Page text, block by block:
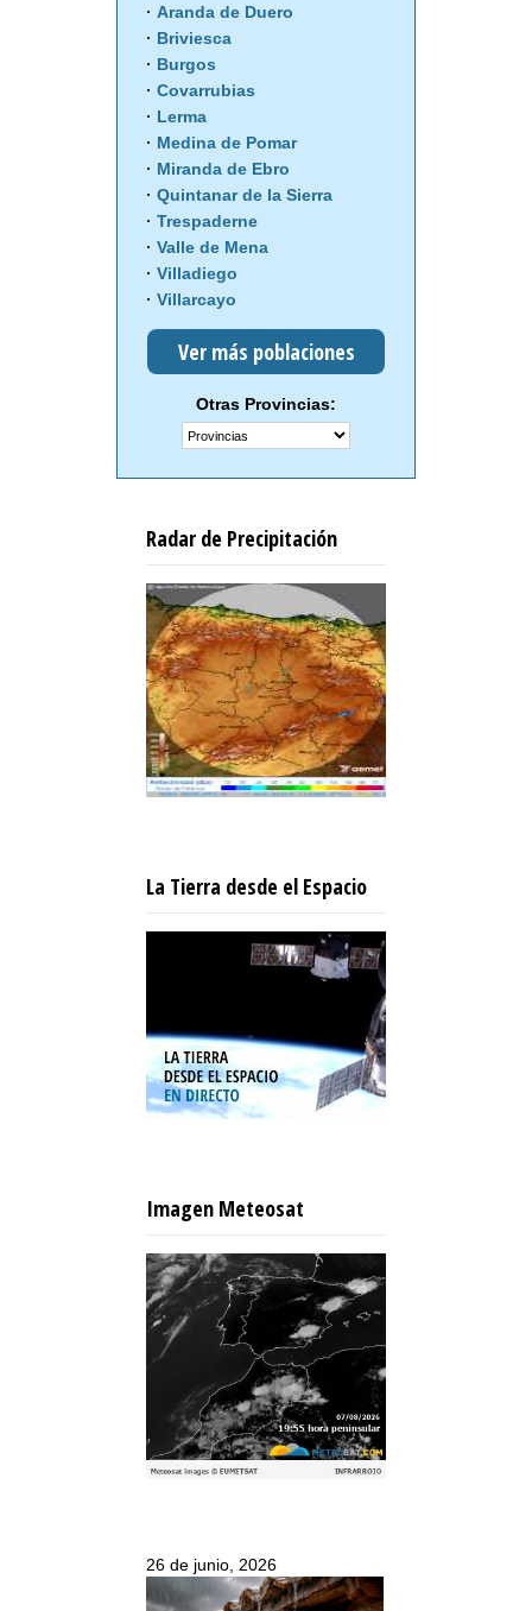
Aranda de Duero
Briviesca
Burgos
Covarrubias
Lerma
Medina de Pomar
Miranda de Ebro
Quintanar de la Sierra
Trespaderne
Valle de Mena
Villadiego
Villarcayo
Ver más poblaciones
Otras Provincias:
Radar de Precipitación
La Tierra desde el Espacio
Imagen Meteosat
26 de junio, 2026